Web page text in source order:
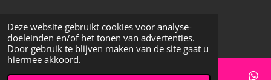
Deze website gebruikt cookies voor analyse-
doeleinden en/of het tonen van advertenties.
Door gebruik te blijven maken van de site gaat u
hiermee akkoord.